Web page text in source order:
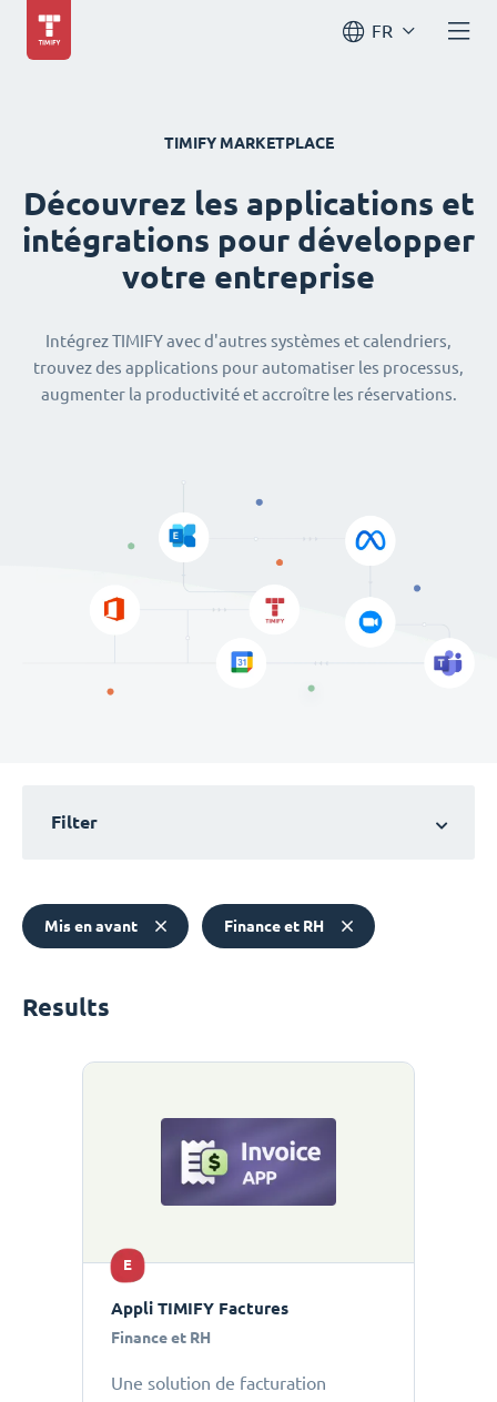
FR
TIMIFY MARKETPLACE
Découvrez les applications et
intégrations pour développer
votre entreprise
Intégrez TIMIFY avec d'autres systèmes et calendriers,
trouvez des applications pour automatiser les processus,
augmenter la productivité et accroître les réservations.
Filter
Mis en avant Finance et RH
Results
E
Appli TIMIFY Factures
Finance et RH
Une solution de facturation